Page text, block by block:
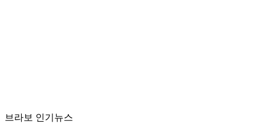
브라보 인기뉴스